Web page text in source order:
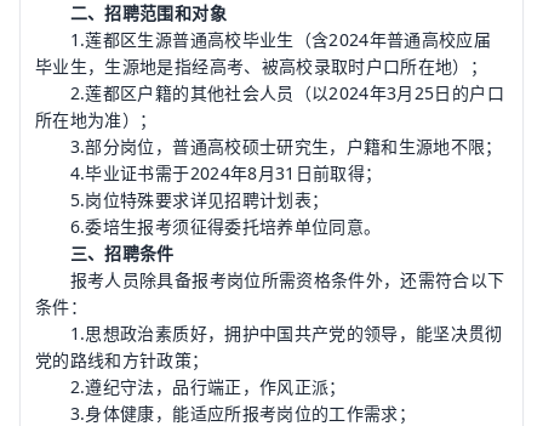
二、招聘范围和对象
1.莲都区生源普通高校毕业生（含2024年普通高校应届
毕业生，生源地是指经高考、被高校录取时户口所在地）；
2.莲都区户籍的其他社会人员（以2024年3月25日的户口
所在地为准）；
3.部分岗位，普通高校硕士研究生，户籍和生源地不限；
4.毕业证书需于2024年8月31日前取得；
5.岗位特殊要求详见招聘计划表；
6.委培生报考须征得委托培养单位同意。
三、招聘条件
报考人员除具备报考岗位所需资格条件外，还需符合以下
条件：
1.思想政治素质好，拥护中国共产党的领导，能坚决贯彻
党的路线和方针政策；
2.遵纪守法，品行端正，作风正派；
3.身体健康，能适应所报考岗位的工作需求；